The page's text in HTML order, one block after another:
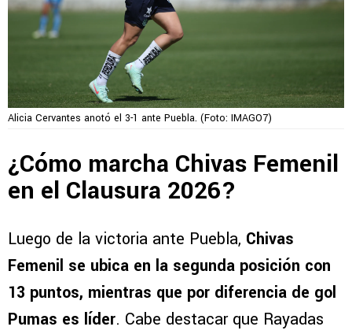
Alicia Cervantes anotó el 3-1 ante Puebla. (Foto: IMAGO7)
¿Cómo marcha Chivas Femenil
en el Clausura 2026?
Luego de la victoria ante Puebla, Chivas
Femenil se ubica en la segunda posición con
13 puntos, mientras que por diferencia de gol
Pumas es líder. Cabe destacar que Rayadas